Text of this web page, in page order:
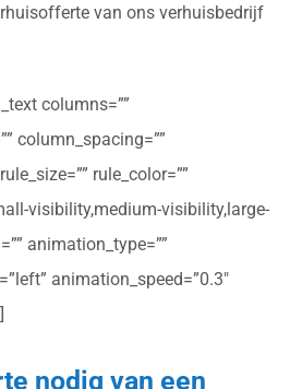
van ons verhuisbedrijf
columns=””
column_spacing=””
rule_color=””
visibility,medium-visibility,large-
animation_type=””
animation_speed=”0.3″
nodig van een